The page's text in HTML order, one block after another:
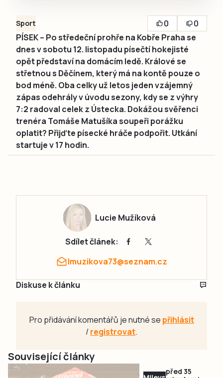
Sport 0
0
PÍSEK – Po středeční prohře na Kobře Praha se
dnes v sobotu 12. listopadu písečtí hokejisté
opět představí na domácím ledě. Králové se
střetnou s Děčínem, který má na kontě pouze o
bod méně. Oba celky už letos jeden vzájemný
zápas odehrály v úvodu sezony, kdy se z výhry
7:2 radoval celek z Ústecka. Dokážou svěřenci
trenéra Tomáše Matušíka soupeři porážku
oplatit? Přijďte písecké hráče podpořit. Utkání
startuje v 17 hodin.
Lucie Mužíková
Sdílet článek:
lmuzikova73@seznam.cz
Diskuse k článku
Pro přidávání komentářů je nutné se přihlásit
/registrovat.
Související články
před 35